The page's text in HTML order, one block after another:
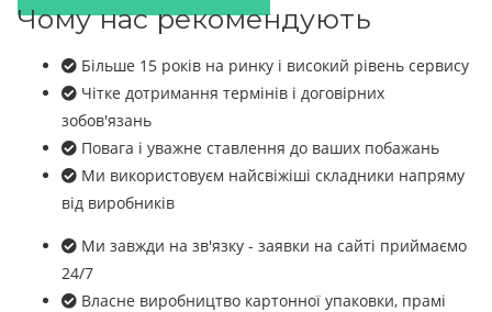
Чому нас рекомендують
Більше 15 років на ринку і високий рівень сервису
Чітке дотримання термінів і договірних
зобов'язань
Повага і уважне ставлення до ваших побажань
Ми використовуєм найсвіжіші складники напряму
від виробників
Ми завжди на зв'язку - заявки на сайті приймаємо
24/7
Власне виробництво картонної упаковки, прамі